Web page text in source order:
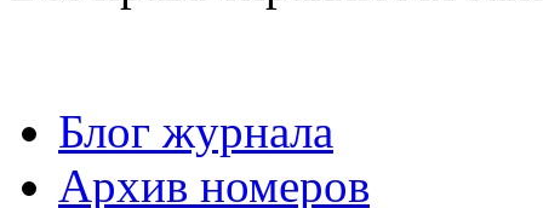
Блог журнала
Архив номеров